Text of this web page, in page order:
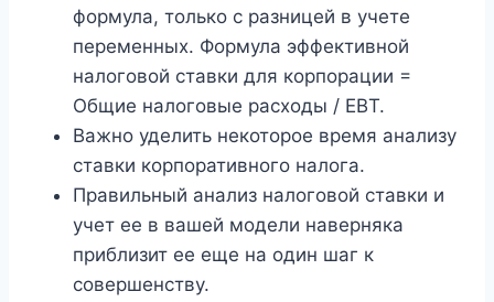
формула, только с разницей в учете
переменных. Формула эффективной
налоговой ставки для корпорации =
Общие налоговые расходы / EBT.
Важно уделить некоторое время анализу
ставки корпоративного налога.
Правильный анализ налоговой ставки и
учет ее в вашей модели наверняка
приблизит ее еще на один шаг к
совершенству.